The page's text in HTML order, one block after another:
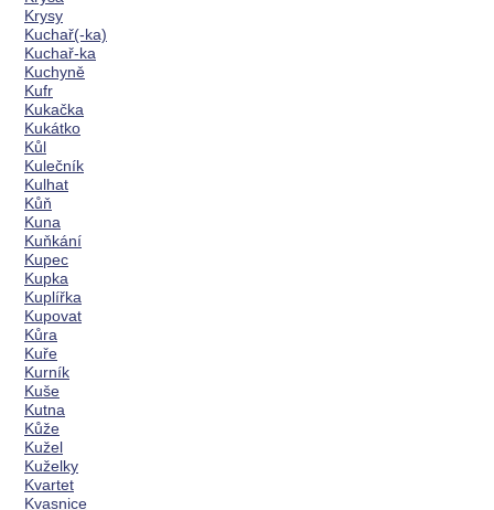
Krysy
Kuchař(-ka)
Kuchař-ka
Kuchyně
Kufr
Kukačka
Kukátko
Kůl
Kulečník
Kulhat
Kůň
Kuna
Kuňkání
Kupec
Kupka
Kuplířka
Kupovat
Kůra
Kuře
Kurník
Kuše
Kutna
Kůže
Kužel
Kuželky
Kvartet
Kvasnice